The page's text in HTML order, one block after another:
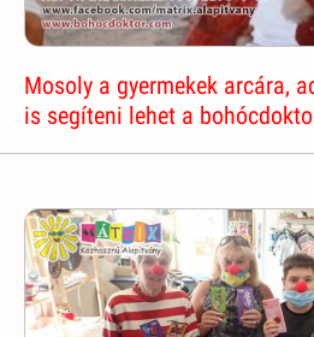
Mosoly a gyermekek arcára,
is segíteni lehet a